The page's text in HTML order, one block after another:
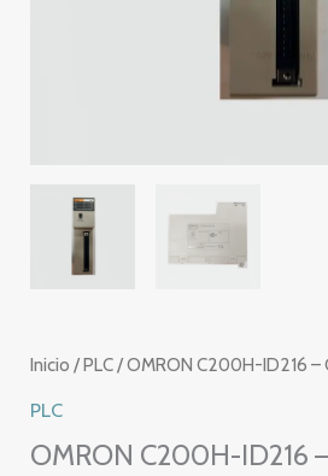
Inicio /PLC/ OMRON C200H-ID216 –
PLC
OMRON C200H-ID216